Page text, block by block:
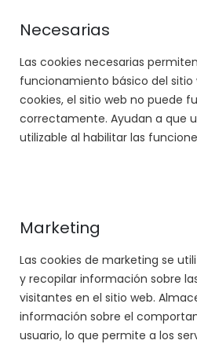
-17%
Necesarias
Las cookies necesarias
funcionamiento básico del sitio
cookies, el sitio web no puede
correctamente. Ayudan a que
utilizable al habilitar las
Marketing
Las cookies de marketing se
y recopilar información sobre
visitantes en el sitio web.
información sobre el
usuario, lo que permite a los